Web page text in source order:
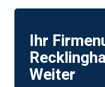
Ihr
Weiter